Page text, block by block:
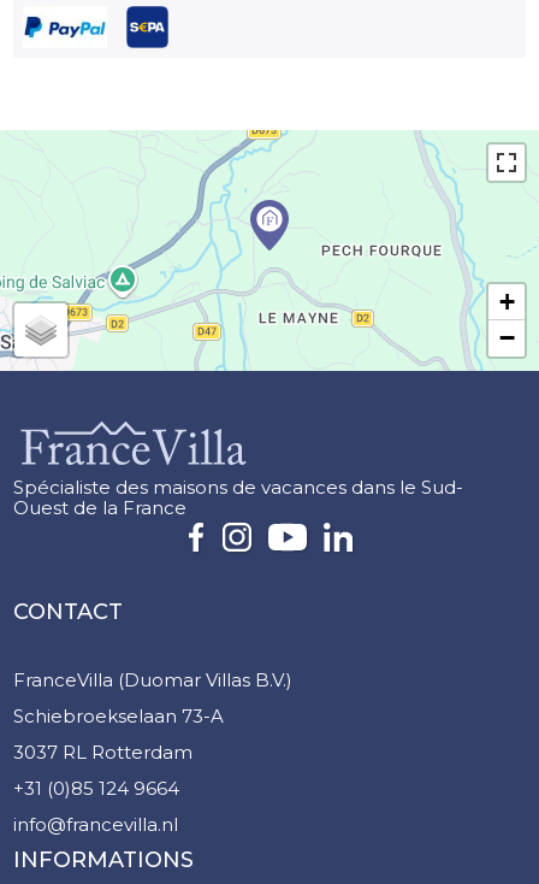
+
−
Spécialiste des maisons de vacances dans le Sud-
Ouest de la France
CONTACT
FranceVilla (Duomar Villas B.V.)
Schiebroekselaan 73-A
3037 RL Rotterdam
+31 (0)85 124 9664
info@francevilla.nl
INFORMATIONS